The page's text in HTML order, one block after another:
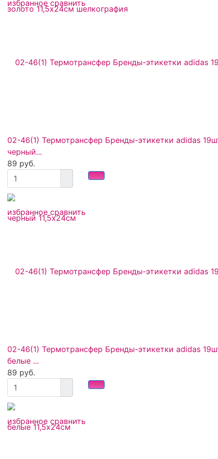
избранное сравнить
избранное сравнить
02-46(1) Термотрансфер Бренды-этикетки adidas
черный...
89 руб.
избранное сравнить
02-46(1) Термотрансфер Бренды-этикетки adidas
белые ...
89 руб.